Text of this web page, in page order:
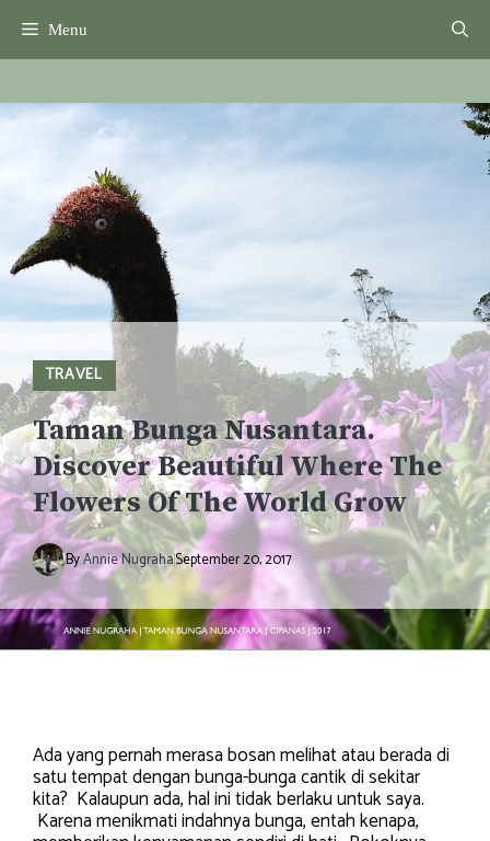
Menu
TRAVEL
Taman Bunga Nusantara.
Discover Beautiful Where The
Flowers Of The World Grow
ByAnnie NugrahaSeptember 20, 2017
Ada yang pernah merasa bosan melihat atau berada di
satu tempat dengan bunga-bunga cantik di sekitar
kita? Kalaupun ada, hal ini tidak berlaku untuk saya.
Karena menikmati indahnya bunga, entah kenapa,